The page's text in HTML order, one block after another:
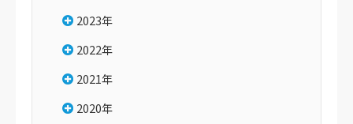
2023年
2022年
2021年
2020年